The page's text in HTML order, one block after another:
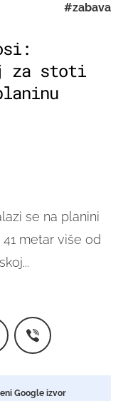
#zabava
za stoti
se na planini
metar više od
Google izvor